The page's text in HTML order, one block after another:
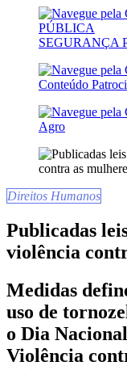
SEGURANÇA
Conteúdo
Agro
Direitos Humanos
Publicadas
violência
Medidas
uso de
o Dia
Violência